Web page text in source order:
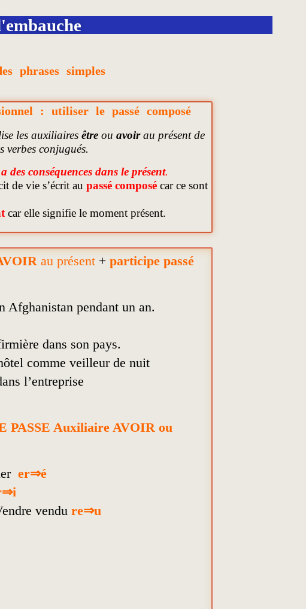
phrases simples
: utiliser le passé composé
les auxiliairesêtre ouavoirau présent de
verbes conjugués.
des conséquences dans le présent.
de vie s’écrit aupassé composé car ce sont
car elle signifie le moment présent.
au présent +participe passé
Afghanistan pendant un an.
dans son pays.
comme veilleur de nuit
l’entreprise
PASSE Auxiliaire AVOIR ou
er⇒é
vendure⇒u